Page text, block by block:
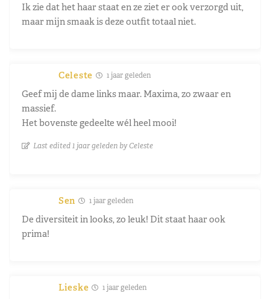
Ik zie dat het haar staat en ze ziet er ook verzorgd uit,
maar mijn smaak is deze outfit totaal niet.
Celeste 1 jaar geleden
Geef mij de dame links maar. Maxima, zo zwaar en
massief.
Het bovenste gedeelte wél heel mooi!
Last edited 1 jaar geleden by Celeste
Sen 1 jaar geleden
De diversiteit in looks, zo leuk! Dit staat haar ook
prima!
Lieske 1 jaar geleden